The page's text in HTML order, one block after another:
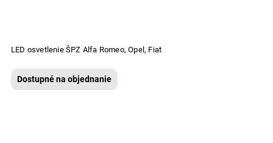
LED osvetlenie ŠPZ Alfa Romeo, Opel, Fiat
Dostupné na objednanie